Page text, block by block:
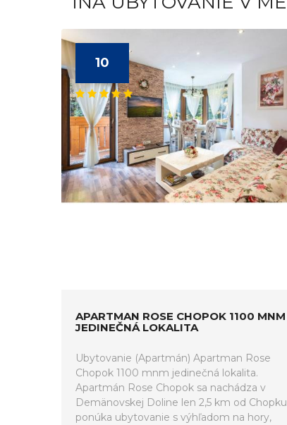
10
APARTMAN ROSE CHOPOK 1100 MNM
JEDINEČNÁ LOKALITA
Ubytovanie (Apartmán) Apartman Rose
Chopok 1100 mnm jedinečná lokalita.
Apartmán Rose Chopok sa nachádza v
Demänovskej Doline len 2,5 km od
ponúka ubytovanie s výhľadom na hory,